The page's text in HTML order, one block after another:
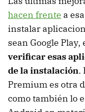
hacen frente a
instalar
sean Google
verificar esas
de la instalación.
Premium es otra
como también lo